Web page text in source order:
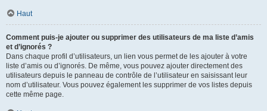
Haut
Comment puis-je ajouter ou supprimer des utilisateurs de ma liste d’amis
et d’ignorés ?
Dans chaque profil d’utilisateurs, un lien vous permet de les ajouter à votre
liste d’amis ou d’ignorés. De même, vous pouvez ajouter directement des
utilisateurs depuis le panneau de contrôle de l’utilisateur en saisissant leur
nom d’utilisateur. Vous pouvez également les supprimer de vos listes depuis
cette même page.